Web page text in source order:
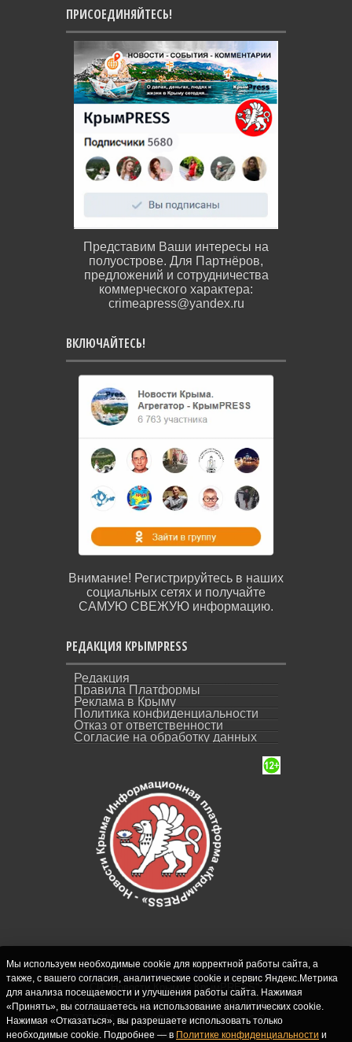
ПРИСОЕДИНЯЙТЕСЬ!
Представим Ваши интересы на
полуострове. Для Партнёров,
предложений и сотрудничества
коммерческого характера:
crimeapress@yandex.ru
ВКЛЮЧАЙТЕСЬ!
Внимание! Регистрируйтесь в наших
социальных сетях и получайте
САМУЮ СВЕЖУЮ информацию.
РЕДАКЦИЯ КРЫМPRESS
Редакция
Правила Платформы
Реклама в Крыму
Политика конфиденциальности
Отказ от ответственности
Согласие на обработку данных
СИ "Новости Крыма - КрымPRESS".
Свидетельство о регистрации СМИ ЭЛ № ФС
77-62916 выдано Федеральной службой по
надзору в сфере связи, информационных
Мы используем необходимые cookie для корректной работы сайта, а
также, с вашего согласия, аналитические cookie и сервис Яндекс.Метрика
для анализа посещаемости и улучшения работы сайта. Нажимая
«Принять», вы соглашаетесь на использование аналитических cookie.
Нажимая «Отказаться», вы разрешаете использовать только
необходимые cookie. Подробнее — в Политике конфиденциальности и